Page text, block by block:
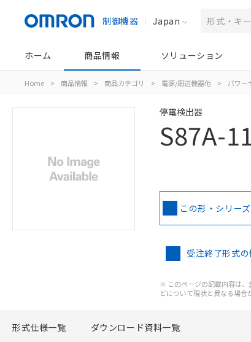
制御機器 Japan
ホーム 商品情報 ソリューション
Home > 商品情報 > 商品カテゴリ > 電源/周辺機器他 > パワー
停電検出器
S87A-
この形・シリー
受注終了形式
※ このページの記載内容は、
どについて現状と異なる場合
形式仕様一覧 ダウンロード資料一覧